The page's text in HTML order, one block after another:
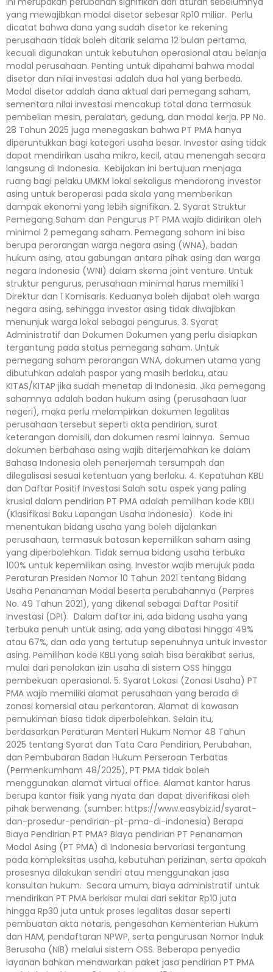
yang mewajibkan modal disetor sebesar Rp10 miliar. Perlu
dicatat bahwa dana yang sudah disetor ke rekening
perusahaan tidak boleh ditarik selama 12 bulan pertama,
kecuali digunakan untuk kebutuhan operasional atau belanja
modal perusahaan. Penting untuk dipahami bahwa modal
disetor dan nilai investasi adalah dua hal yang berbeda.
Modal disetor adalah dana aktual dari pemegang saham,
sementara nilai investasi mencakup total dana termasuk
pembelian mesin, peralatan, gedung, dan modal kerja. PP No.
28 Tahun 2025 juga menegaskan bahwa PT PMA hanya
diperuntukkan bagi kategori usaha besar. Investor asing tidak
dapat mendirikan usaha mikro, kecil, atau menengah secara
langsung di Indonesia. Kebijakan ini bertujuan menjaga
ruang bagi pelaku UMKM lokal sekaligus mendorong investor
asing untuk beroperasi pada skala yang memberikan
dampak ekonomi yang lebih signifikan. 2. Syarat Struktur
Pemegang Saham dan Pengurus PT PMA wajib didirikan oleh
minimal 2 pemegang saham. Pemegang saham ini bisa
berupa perorangan warga negara asing (WNA), badan
hukum asing, atau gabungan antara pihak asing dan warga
negara Indonesia (WNI) dalam skema joint venture. Untuk
struktur pengurus, perusahaan minimal harus memiliki 1
Direktur dan 1 Komisaris. Keduanya boleh dijabat oleh warga
negara asing, sehingga investor asing tidak diwajibkan
menunjuk warga lokal sebagai pengurus. 3. Syarat
Administratif dan Dokumen Dokumen yang perlu disiapkan
tergantung pada status pemegang saham. Untuk
pemegang saham perorangan WNA, dokumen utama yang
dibutuhkan adalah paspor yang masih berlaku, atau
KITAS/KITAP jika sudah menetap di Indonesia. Jika pemegang
sahamnya adalah badan hukum asing (perusahaan luar
negeri), maka perlu melampirkan dokumen legalitas
perusahaan tersebut seperti akta pendirian, surat
keterangan domisili, dan dokumen resmi lainnya. Semua
dokumen berbahasa asing wajib diterjemahkan ke dalam
Bahasa Indonesia oleh penerjemah tersumpah dan
dilegalisasi sesuai ketentuan yang berlaku. 4. Kepatuhan KBLI
dan Daftar Positif Investasi Salah satu aspek yang paling
krusial dalam pendirian PT PMA adalah pemilihan kode KBLI
(Klasifikasi Baku Lapangan Usaha Indonesia). Kode ini
menentukan bidang usaha yang boleh dijalankan
perusahaan, termasuk batasan kepemilikan saham asing
yang diperbolehkan. Tidak semua bidang usaha terbuka
100% untuk kepemilikan asing. Investor wajib merujuk pada
Peraturan Presiden Nomor 10 Tahun 2021 tentang Bidang
Usaha Penanaman Modal beserta perubahannya (Perpres
No. 49 Tahun 2021), yang dikenal sebagai Daftar Positif
Investasi (DPI). Dalam daftar ini, ada bidang usaha yang
terbuka penuh untuk asing, ada yang dibatasi hingga 49%
atau 67%, dan ada yang tertutup sepenuhnya untuk investor
asing. Pemilihan kode KBLI yang salah bisa berakibat serius,
mulai dari penolakan izin usaha di sistem OSS hingga
pembekuan operasional. 5. Syarat Lokasi (Zonasi Usaha) PT
PMA wajib memiliki alamat perusahaan yang berada di
zonasi komersial atau perkantoran. Alamat di kawasan
pemukiman biasa tidak diperbolehkan. Selain itu,
berdasarkan Peraturan Menteri Hukum Nomor 48 Tahun
2025 tentang Syarat dan Tata Cara Pendirian, Perubahan,
dan Pembubaran Badan Hukum Perseroan Terbatas
(Permenkumham 48/2025), PT PMA tidak boleh
menggunakan alamat virtual office. Alamat kantor harus
berupa kantor fisik yang nyata dan dapat diverifikasi oleh
pihak berwenang. (sumber: https://www.easybiz.id/syarat-
dan-prosedur-pendirian-pt-pma-di-indonesia) Berapa
Biaya Pendirian PT PMA? Biaya pendirian PT Penanaman
Modal Asing (PT PMA) di Indonesia bervariasi tergantung
pada kompleksitas usaha, kebutuhan perizinan, serta apakah
prosesnya dilakukan sendiri atau menggunakan jasa
konsultan hukum. Secara umum, biaya administratif untuk
mendirikan PT PMA berkisar mulai dari sekitar Rp10 juta
hingga Rp30 juta untuk proses legalitas dasar seperti
pembuatan akta notaris, pengesahan Kementerian Hukum
dan HAM, pendaftaran NPWP, serta pengurusan Nomor Induk
Berusaha (NIB) melalui sistem OSS. Beberapa penyedia
layanan bahkan menawarkan paket jasa pendirian PT PMA